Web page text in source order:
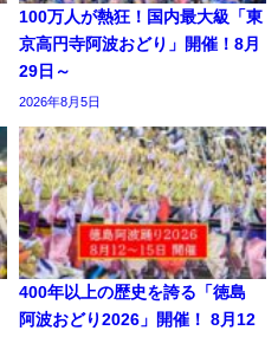
100万人が熱狂！国内最大級「東
京高円寺阿波おどり」開催！8月
29日～
2026年8月5日
400年以上の歴史を誇る「徳島
阿波おどり2026」開催！ 8月12